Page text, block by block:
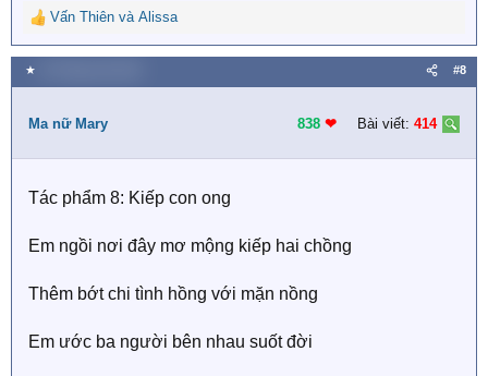
R
e
a
c
i
n
Vấn Thiên và Alissa
★ #8
Ma nữ Mary 838 ❤︎ Bài viết: 414
Tác phẩm 8: Kiếp con ong
Em ngồi nơi đây mơ mộng kiếp hai chồng
Thêm bớt chi tình hồng với mặn nồng
Em ước ba người bên nhau suốt đời